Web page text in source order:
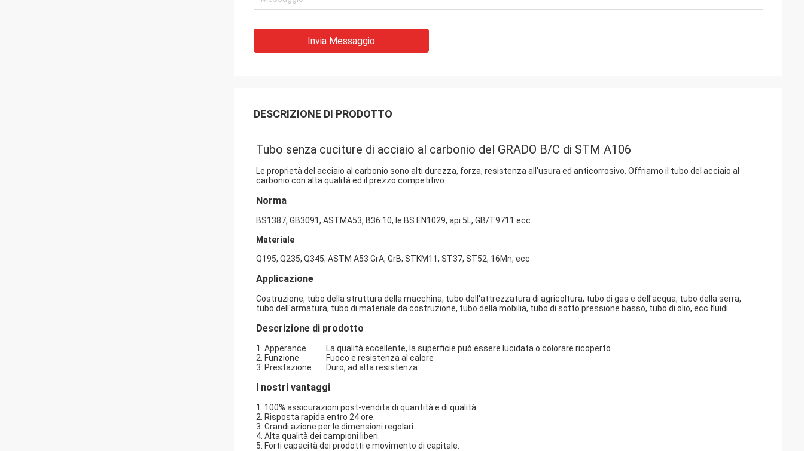
Invia Messaggio
DESCRIZIONE DI PRODOTTO
Tubo senza cuciture di acciaio al carbonio del GRADO B/C di STM A106
Le proprietà del acciaio al carbonio sono alti durezza, forza, resistenza all'usura ed anticorrosivo. Offriamo il tubo del acciaio al
carbonio con alta qualità ed il prezzo competitivo.
Norma
BS1387, GB3091, ASTMA53, B36.10, le BS EN1029, api 5L, GB/T9711 ecc
Materiale
Q195, Q235, Q345; ASTM A53 GrA, GrB; STKM11, ST37, ST52, 16Mn, ecc
Applicazione
Costruzione, tubo della struttura della macchina, tubo dell'attrezzatura di agricoltura, tubo di gas e dell'acqua, tubo della serra,
tubo dell'armatura, tubo di materiale da costruzione, tubo della mobilia, tubo di sotto pressione basso, tubo di olio, ecc fluidi
Descrizione di prodotto
1. Apperance La qualità eccellente, la superficie può essere lucidata o colorare ricoperto
2. Funzione Fuoco e resistenza al calore
3. Prestazione Duro, ad alta resistenza
I nostri vantaggi
1. 100% assicurazioni post-vendita di quantità e di qualità.
2. Risposta rapida entro 24 ore.
3. Grandi azione per le dimensioni regolari.
4. Alta qualità dei campioni liberi.
5. Forti capacità dei prodotti e movimento di capitale.